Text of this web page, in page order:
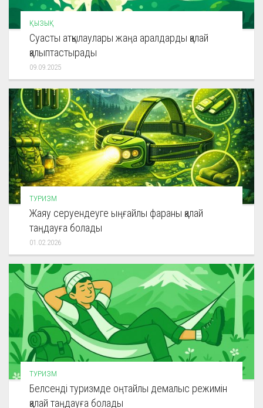
ҚЫЗЫҚ
Суасты атқылаулары жаңа аралдарды қалай
қалыптастырады
09.09.2025
ТУРИЗМ
Жаяу серуендеуге ыңғайлы фараны қалай
таңдауға болады
01.02.2026
ТУРИЗМ
Белсенді туризмде оңтайлы демалыс режимін
қалай таңдауға болады